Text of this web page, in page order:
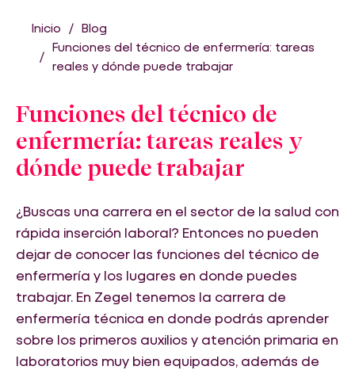
Inicio
Blog
Funciones del técnico de enfermería: tareas
reales y dónde puede trabajar
Funciones del técnico de
enfermería: tareas reales y
dónde puede trabajar
¿Buscas una carrera en el sector de la salud con
rápida inserción laboral? Entonces no pueden
dejar de conocer las funciones del técnico de
enfermería y los lugares en donde puedes
trabajar. En Zegel tenemos la carrera de
enfermería técnica en donde podrás aprender
sobre los primeros auxilios y atención primaria en
laboratorios muy bien equipados, además de